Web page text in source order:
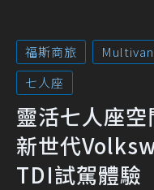
福斯商旅 Multivan
七人座
靈活七人座
新世代
TDI試駕體驗